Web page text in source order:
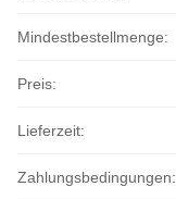
Mindestbestellmenge:
Preis:
Lieferzeit:
Zahlungsbedingungen: